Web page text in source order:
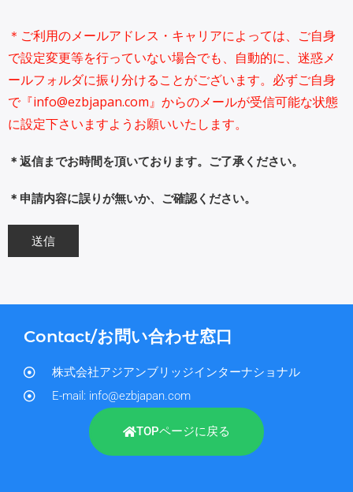
＊ご利用のメールアドレス・キャリアによっては、ご自身
で設定変更等を行っていない場合でも、自動的に、迷惑メ
ールフォルダに振り分けることがございます。必ずご自身
で『info@ezbjapan.com』からのメールが受信可能な状態
に設定下さいますようお願いいたします。
＊返信までお時間を頂いております。ご了承ください。
＊申請内容に誤りが無いか、ご確認ください。
Contact/お問い合わせ窓口
株式会社アジアンブリッジインターナショナル
E-mail: info@ezbjapan.com
TOPページに戻る